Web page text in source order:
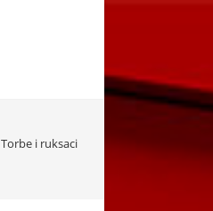
Torbe i ruksaci